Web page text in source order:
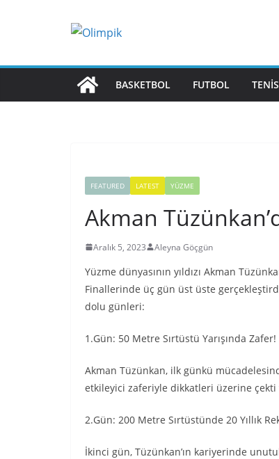
BASKETBOL FUTBOL TENIS
FEATURED LATEST YÜZME
Akman
Aralık 5, 2023 Aleyna Göçgün
Yüzme dünyasının yıldızı Akman
Finallerinde üç gün üst üste
dolu günleri:
1.Gün: 50 Metre Sırtüstü Yarışında Zafer!
Akman Tüzünkan, ilk günkü
etkileyici zaferiyle dikkatleri üzerine çekti
2.Gün: 200 Metre Sırtüstünde 20 Yıllık
İkinci gün, Tüzünkan’ın kariyerinde